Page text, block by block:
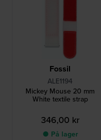
Fossil
ALE1194
Mickey Mouse 20 mm
White textile strap
346,00 kr
● På lager